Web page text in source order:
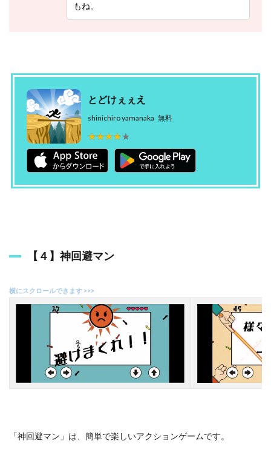
もね。
とどけぇぇえ
shinichiro yamanaka 無料
★★★★★
★★★★★
【４】神回避マン
「神回避マン」は、簡単で楽しいアクションゲームです。